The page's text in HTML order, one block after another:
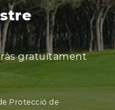
gratuïtament
Protecció de